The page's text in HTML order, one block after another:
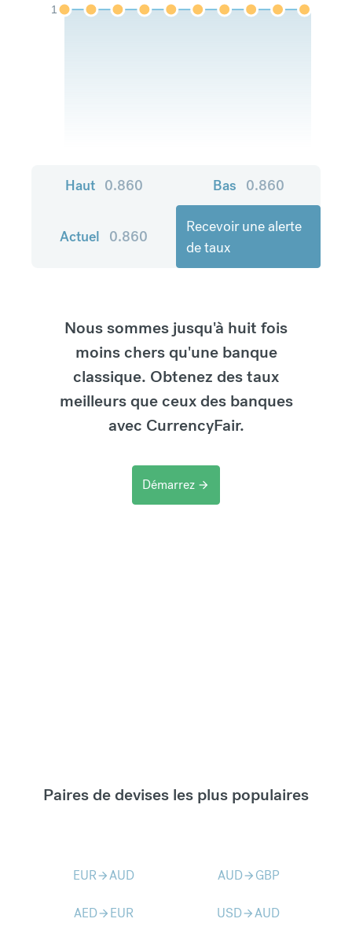
1
Haut 0.860 Bas 0.860
Actuel 0.860
Recevoir une alerte
de taux
Nous sommes jusqu'à huit fois
moins chers qu'une banque
classique. Obtenez des taux
meilleurs que ceux des banques
avec CurrencyFair.
Démarrez arrow_forward
Paires de devises les plus populaires
EURarrow_forwardAUD AUDarrow_forward GBP
AEDarrow_forward EUR USDarrow_forwardAUD